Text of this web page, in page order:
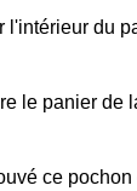
du
le panier de
ce